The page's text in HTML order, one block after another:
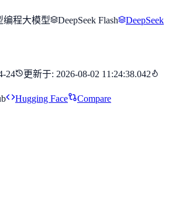
编程大模型 DeepSeek Flash
DeepSeek
24 更新于: 2026-08-02 11:24:38.042
Hugging Face
Compare